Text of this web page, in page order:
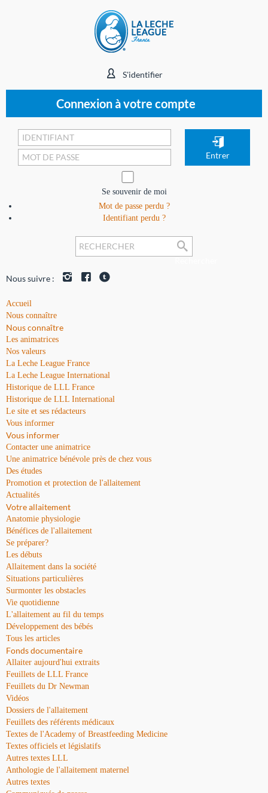
S'identifier
Connexion à votre compte
Se souvenir de moi
Mot de passe perdu ?
Identifiant perdu ?
Nous suivre :
Accueil
Nous connaître
Nous connaître
Les animatrices
Nos valeurs
La Leche League France
La Leche League International
Historique de LLL France
Historique de LLL International
Le site et ses rédacteurs
Vous informer
Vous informer
Contacter une animatrice
Une animatrice bénévole près de chez vous
Des études
Promotion et protection de l'allaitement
Actualités
Votre allaitement
Anatomie physiologie
Bénéfices de l'allaitement
Se préparer?
Les débuts
Allaitement dans la société
Situations particulières
Surmonter les obstacles
Vie quotidienne
L'allaitement au fil du temps
Développement des bébés
Tous les articles
Fonds documentaire
Allaiter aujourd'hui extraits
Feuillets de LLL France
Feuillets du Dr Newman
Vidéos
Dossiers de l'allaitement
Feuillets des référents médicaux
Textes de l'Academy of Breastfeeding Medicine
Textes officiels et législatifs
Autres textes LLL
Anthologie de l'allaitement maternel
Autres textes